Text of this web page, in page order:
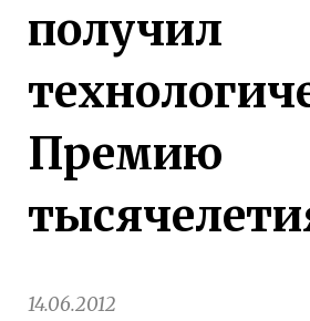
получил
Премию
14.06.2012